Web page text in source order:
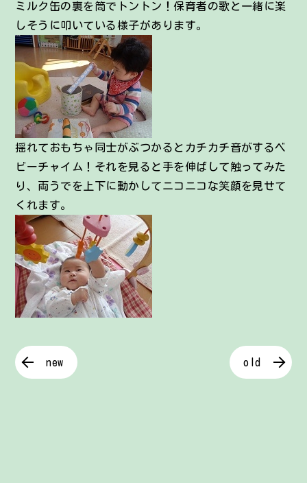
ミルク缶の裏を筒でトントン！保育者の歌と一緒に楽
しそうに叩いている様子があります。
揺れておもちゃ同士がぶつかるとカチカチ音がするベ
ビーチャイム！それを見ると手を伸ばして触ってみた
り、両うでを上下に動かしてニコニコな笑顔を見せて
くれます。
new old